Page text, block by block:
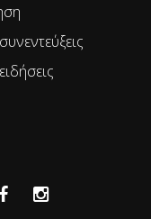
συνεντεύξεις